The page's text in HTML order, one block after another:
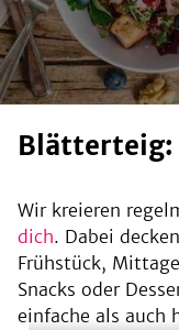
Wir kreieren
dich. Dabei
Frühstück,
Snacks oder
einfache als auch